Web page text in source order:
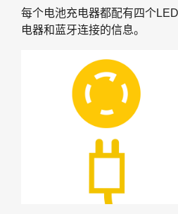
每个电池充电器都配有四个
电器和蓝牙连接的信息。